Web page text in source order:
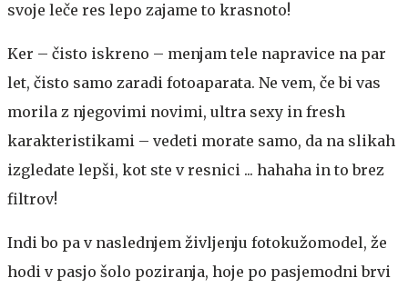
svoje leče res lepo zajame to krasnoto!
Ker – čisto iskreno – menjam tele napravice na par
let, čisto samo zaradi fotoaparata. Ne vem, če bi vas
morila z njegovimi novimi, ultra sexy in fresh
karakteristikami – vedeti morate samo, da na slikah
izgledate lepši, kot ste v resnici ... hahaha in to brez
filtrov!
Indi bo pa v naslednjem življenju fotokužomodel, že
hodi v pasjo šolo poziranja, hoje po pasjemodni brvi